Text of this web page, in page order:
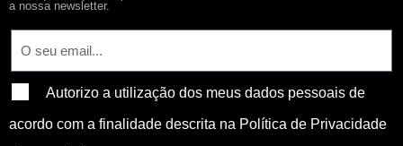
a nossa newsletter.
Autorizo a utilização dos meus dados pessoais de
acordo com a finalidade descrita na Política de Privacidade